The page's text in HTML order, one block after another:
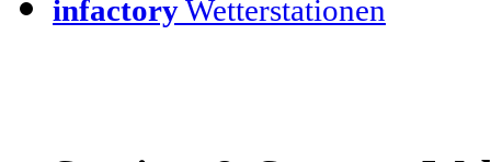
infactoryWetterstationen